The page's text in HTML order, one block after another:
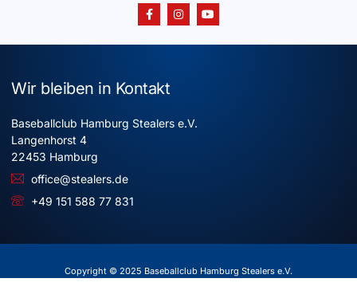
Wir bleiben in Kontakt
Baseballclub Hamburg Stealers e.V.
Langenhorst 4
22453 Hamburg
office@stealers.de
+49 151 588 77 831
Copyright © 2025 Baseballclub Hamburg Stealers e.V.